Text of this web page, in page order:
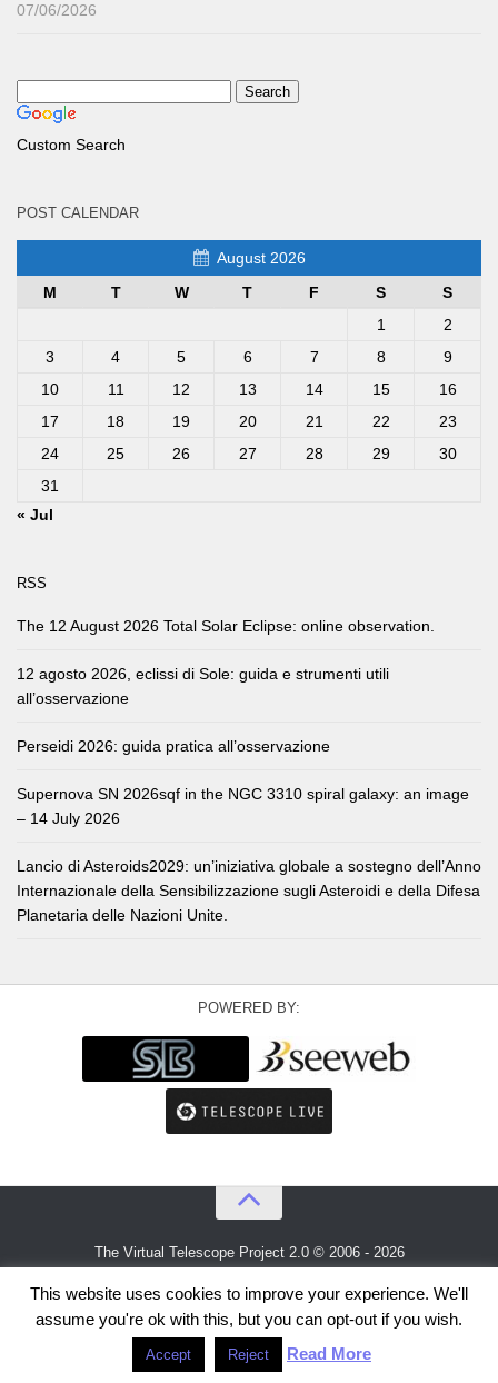
07/06/2026
Custom Search
POST CALENDAR
August 2026
M
T W T F S
S
1
2
3
4 5 6 7 8
9
10
11 12 13 14 15
16
17
18 19 20 21 22
23
24
25 26 27 28 29
30
31
« Jul
RSS
The 12 August 2026 Total Solar Eclipse: online observation.
12 agosto 2026, eclissi di Sole: guida e strumenti utili
all’osservazione
Perseidi 2026: guida pratica all’osservazione
Supernova SN 2026sqf in the NGC 3310 spiral galaxy: an image
– 14 July 2026
Lancio di Asteroids2029: un’iniziativa globale a sostegno dell’Anno
Internazionale della Sensibilizzazione sugli Asteroidi e della Difesa
Planetaria delle Nazioni Unite.
POWERED BY:
The Virtual Telescope Project 2.0 © 2006 - 2026
This website uses cookies to improve your experience. We'll
assume you're ok with this, but you can opt-out if you wish.
Accept Reject Read More